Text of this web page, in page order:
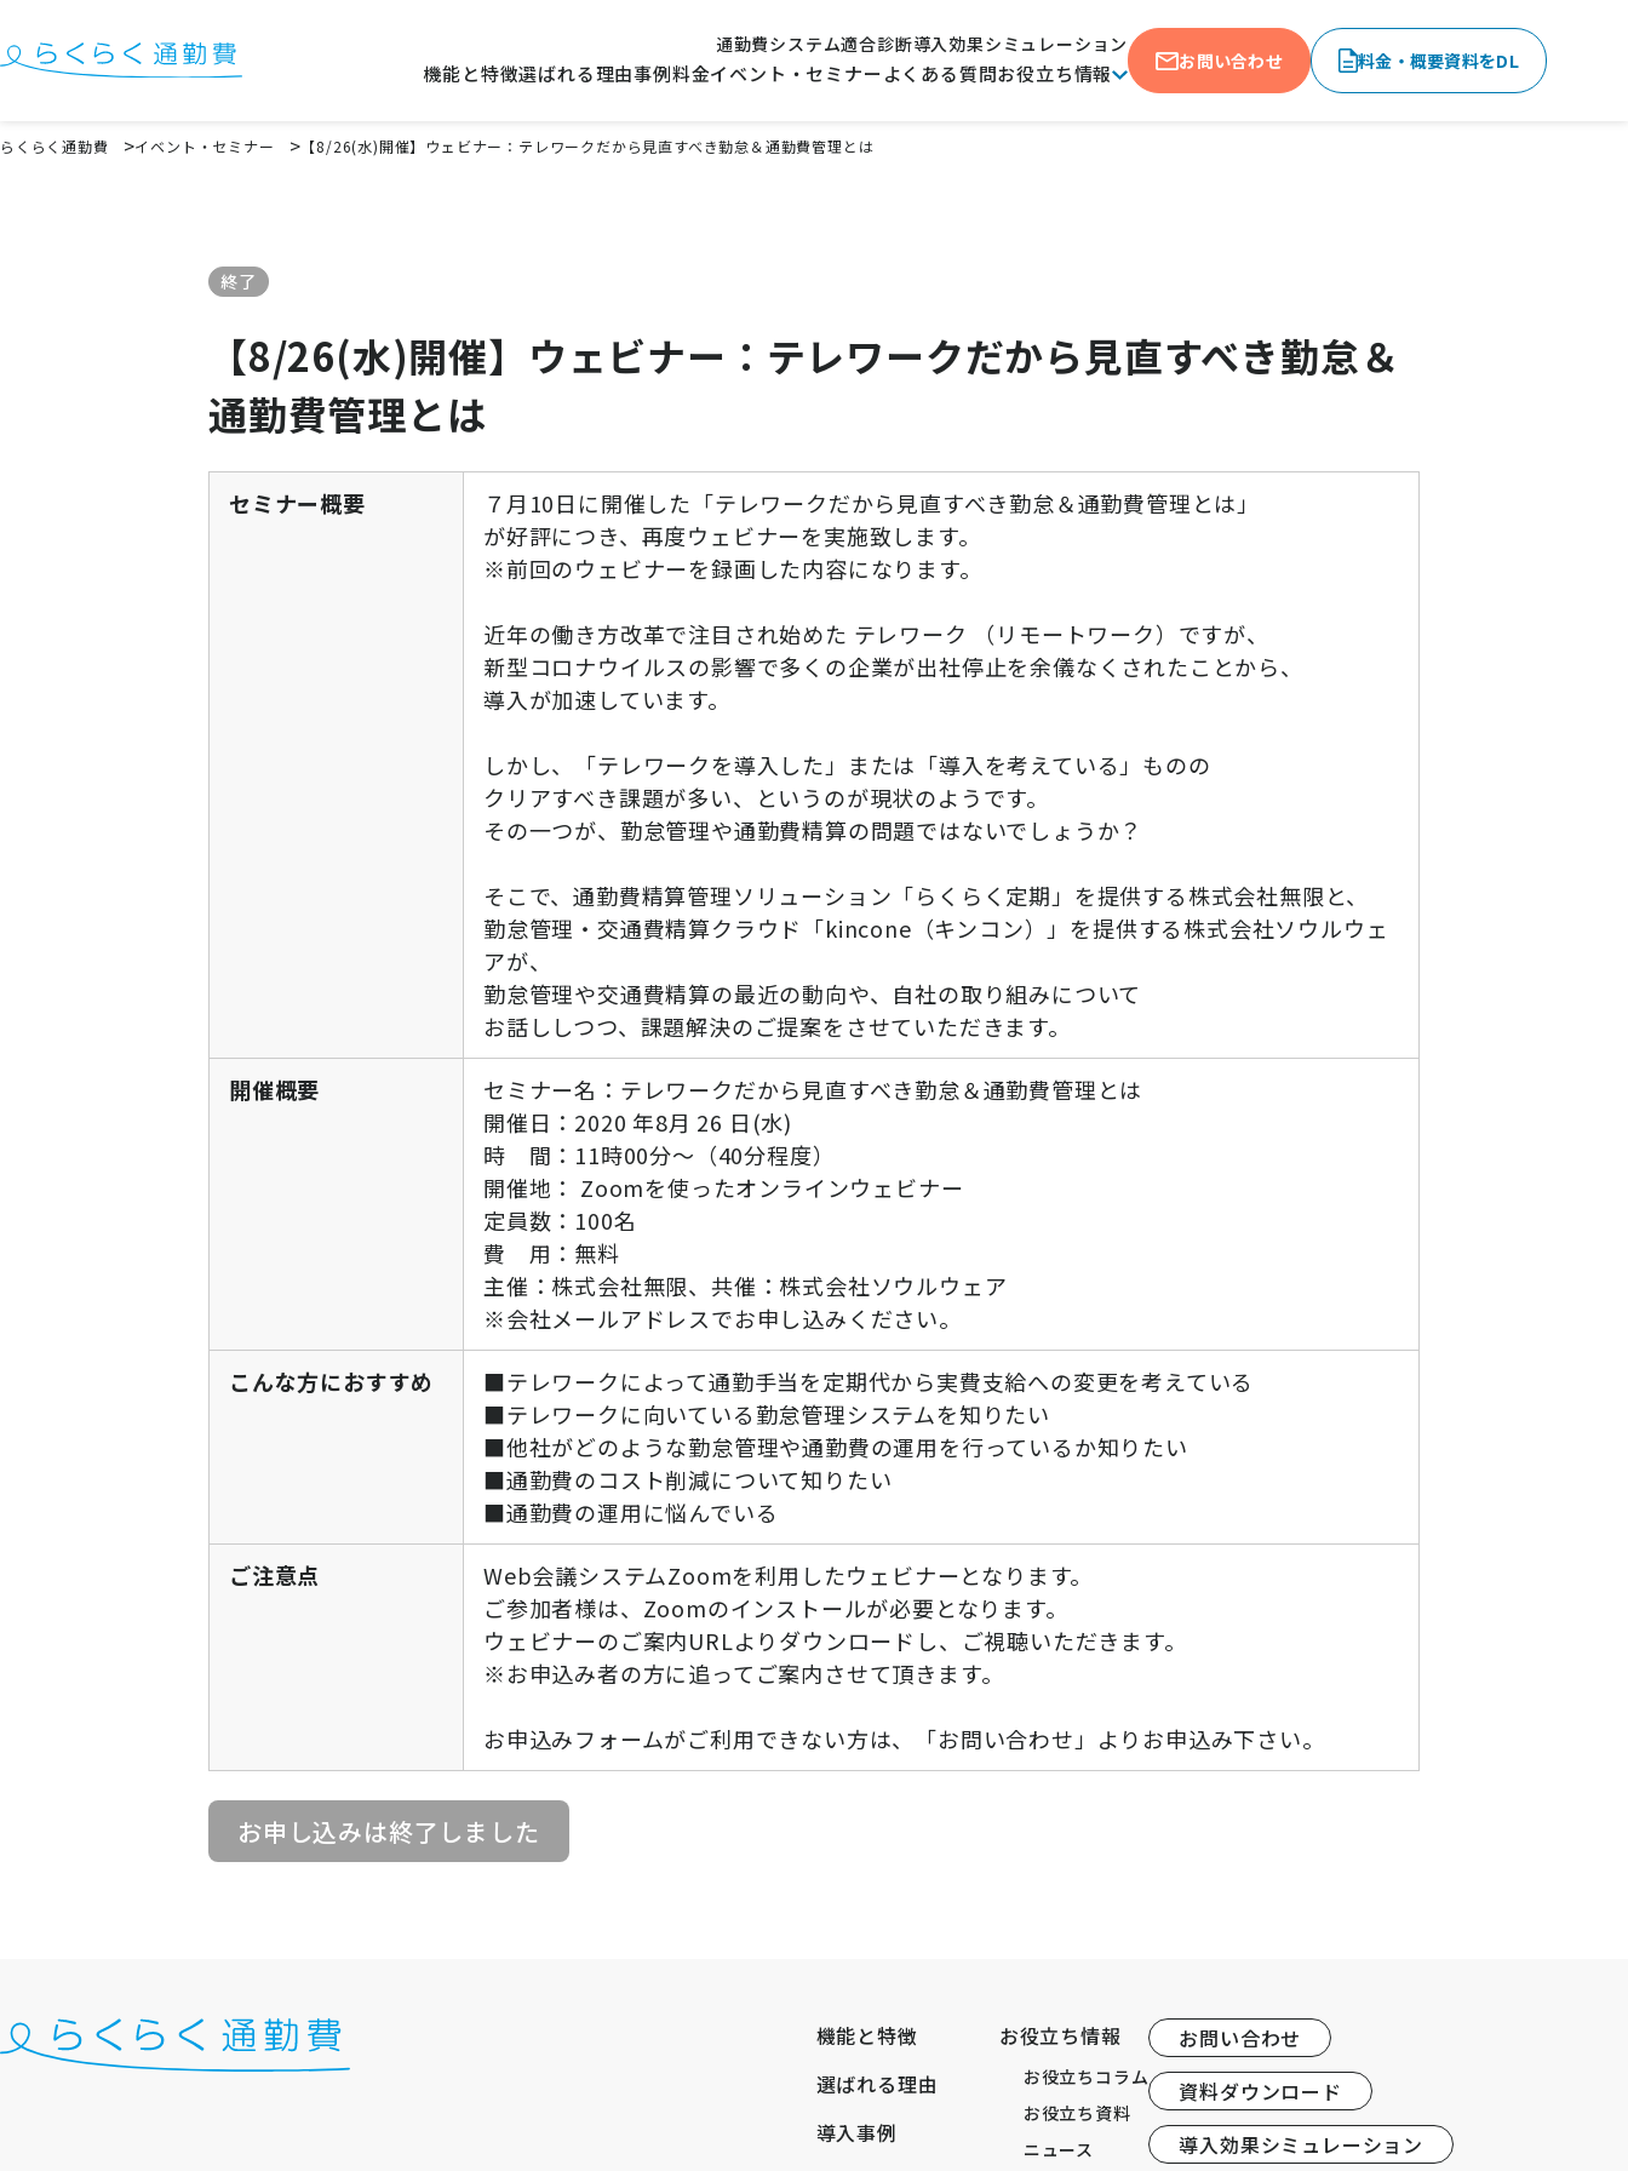
通勤費システム適合診断導入効果シミュレーション
機能と特徴選ばれる理由事例料金イベント・セミナー よくある質問お役立ち情報 お問い合わせ 料金・概要資料をDL
機能と特徴
イベント・セミナー
よくある質問
らくらく通勤費 イベント・セミナー 【8/26(水)開催】ウェビナー：テレワークだから見直すべき勤怠＆通勤費管理とは
終了
【8/26(水)開催】ウェビナー：テレワークだから見直すべき勤怠＆
通勤費管理とは
セミナー概要
７月10日に開催した「テレワークだから見直すべき勤怠＆通勤費管理とは」
が好評につき、再度ウェビナーを実施致します。
※前回のウェビナーを録画した内容になります。
近年の働き方改革で注目され始めた テレワーク （リモートワーク）ですが、
新型コロナウイルスの影響で多くの企業が出社停止を余儀なくされたことから、
導入が加速しています。
しかし、「テレワークを導入した」または「導入を考えている」ものの
クリアすべき課題が多い、というのが現状のようです。
その一つが、勤怠管理や通勤費精算の問題ではないでしょうか？
そこで、通勤費精算管理ソリューション「らくらく定期」を提供する株式会社無限と、
勤怠管理・交通費精算クラウド「kincone（キンコン）」を提供する株式会社ソウルウェ
アが、
勤怠管理や交通費精算の最近の動向や、自社の取り組みについて
お話ししつつ、課題解決のご提案をさせていただきます。
開催概要
セミナー名：テレワークだから見直すべき勤怠＆通勤費管理とは
開催日：2020 年8月 26 日(水)
時 間：11時00分～（40分程度）
開催地： Zoomを使ったオンラインウェビナー
定員数：100名
費 用：無料
主催：株式会社無限、共催：株式会社ソウルウェア
※会社メールアドレスでお申し込みください。
こんな方におすすめ
■テレワークによって通勤手当を定期代から実費支給への変更を考えている
■テレワークに向いている勤怠管理システムを知りたい
■他社がどのような勤怠管理や通勤費の運用を行っているか知りたい
■通勤費のコスト削減について知りたい
■通勤費の運用に悩んでいる
ご注意点
Web会議システムZoomを利用したウェビナーとなります。
ご参加者様は、Zoomのインストールが必要となります。
ウェビナーのご案内URLよりダウンロードし、ご視聴いただきます。
※お申込み者の方に追ってご案内させて頂きます。
お申込みフォームがご利用できない方は、「お問い合わせ」よりお申込み下さい。
お申し込みは終了しました
機能と特徴
選ばれる理由
導入事例
お役立ち情報
お役立ちコラム
お役立ち資料
ニュース
お問い合わせ
資料ダウンロード
導入効果シミュレーション